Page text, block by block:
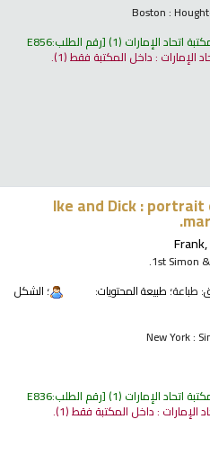
Boston :
اتحاد الإمارات (1) رقم الطلب:E856
الإمارات : داخل المكتبة فقط(1).
Ike and Dick :
1st Simon
طباعة؛ طبيعة المحتويات: ؛ الشكل
New York :
اتحاد الإمارات (1) رقم الطلب:E836
الإمارات : داخل المكتبة فقط(1).